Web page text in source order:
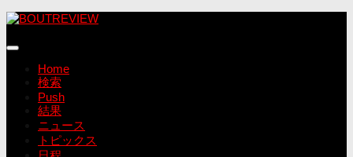
コ
テ
Home
検索
Push
結果
ニュース
トピックス